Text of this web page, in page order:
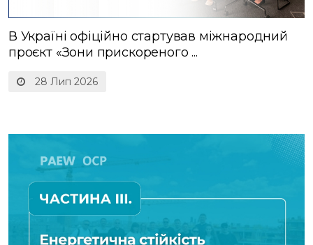
28 Лип 2026
В Україні офіційно стартував міжнародний
проєкт «Зони прискореного ...